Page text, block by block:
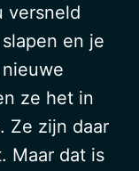
versneld
en je
ze het in
Ze zijn daar
Maar dat is